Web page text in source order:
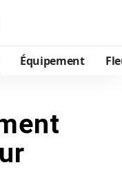
Équipement